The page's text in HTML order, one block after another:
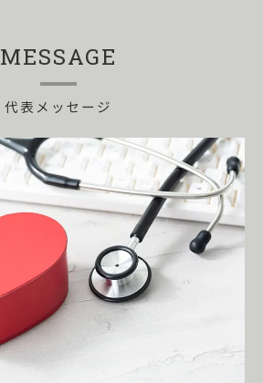
代表メッセージ
MESSAGE